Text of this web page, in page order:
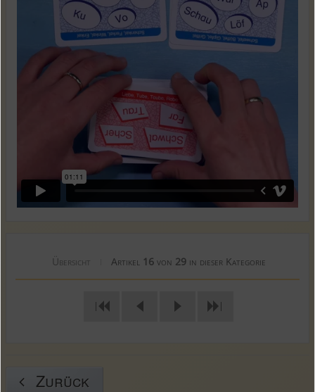
Übersicht Artikel 16von 29in dieser Kategorie
| |
Zurück